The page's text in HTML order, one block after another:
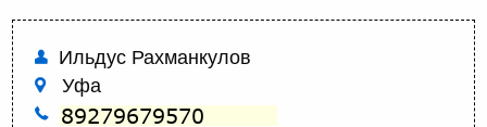
Ильдус Рахманкулов
Уфа